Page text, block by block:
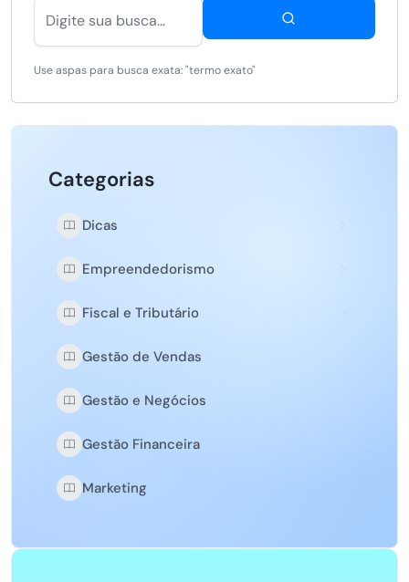
Use aspas para busca exata: "termo exato"
Categorias
Dicas
Empreendedorismo
Fiscal e Tributário
Gestão de Vendas
Gestão e Negócios
Gestão Financeira
Marketing